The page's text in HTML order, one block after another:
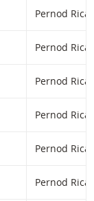
Pernod
Pernod
Pernod
Pernod
Pernod
Pernod